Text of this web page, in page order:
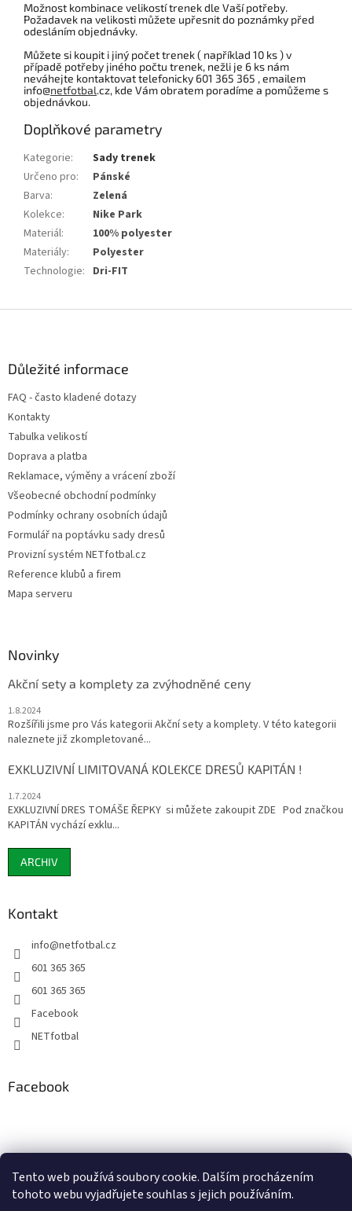
Tento web používá soubory cookie. Dalším procházením
tohoto webu vyjadřujete souhlas s jejich používáním.
Možnost kombinace velikostí trenek dle Vaší potřeby.
Požadavek na velikosti můžete upřesnit do poznámky před
odesláním objednávky.
Můžete si koupit i jiný počet trenek ( například 10 ks ) v
případě potřeby jiného počtu trenek, nežli je 6 ks nám
neváhejte kontaktovat telefonicky 601 365 365 , emailem
info@netfotbal.cz, kde Vám obratem poradíme a pomůžeme s
objednávkou.
Doplňkové parametry
Kategorie:
Sady trenek
Určeno pro:
Pánské
Barva:
Zelená
Kolekce:
Nike Park
Materiál:
100% polyester
Materiály:
Polyester
Technologie: Dri-FIT
Důležité informace
FAQ - často kladené dotazy
Kontakty
Tabulka velikostí
Doprava a platba
Reklamace, výměny a vrácení zboží
Všeobecné obchodní podmínky
Podmínky ochrany osobních údajů
Formulář na poptávku sady dresů
Provizní systém NETfotbal.cz
Reference klubů a firem
Mapa serveru
Novinky
Akční sety a komplety za zvýhodněné ceny
1.8.2024
Rozšířili jsme pro Vás kategorii Akční sety a komplety. V této kategorii
naleznete již zkompletované...
EXKLUZIVNÍ LIMITOVANÁ KOLEKCE DRESŮ KAPITÁN !
1.7.2024
EXKLUZIVNÍ DRES TOMÁŠE ŘEPKY si můžete zakoupit ZDE Pod značkou
KAPITÁN vychází exklu...
ARCHIV
Kontakt
info@netfotbal.cz
601 365 365
601 365 365
Facebook
NETfotbal
Facebook